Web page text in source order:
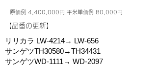
原価例 4,400,000円 平米単価例 80,000円
​【品番の更新】
リリカラ LW-4214→ LW-656
サンゲツTH30580→TH34431
サンゲツWD-1111→ WD-2097